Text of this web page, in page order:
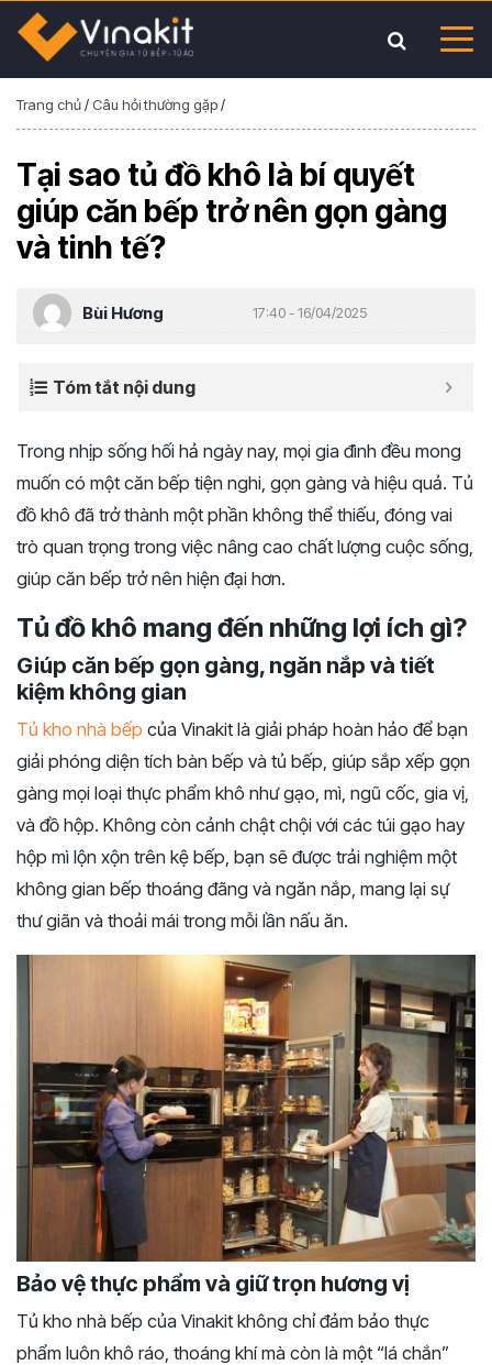
Trang chủ/ Câu hỏi thường gặp/
Tại sao tủ đồ khô là bí quyết
giúp căn bếp trở nên gọn gàng
và tinh tế?
Bùi Hương 17:40 - 16/04/2025
Tóm tắt nội dung
Trong nhịp sống hối hả ngày nay, mọi gia đình đều mong
muốn có một căn bếp tiện nghi, gọn gàng và hiệu quả. Tủ
đồ khô đã trở thành một phần không thể thiếu, đóng vai
trò quan trọng trong việc nâng cao chất lượng cuộc sống,
giúp căn bếp trở nên hiện đại hơn.
Tủ đồ khô mang đến những lợi ích gì?
Giúp căn bếp gọn gàng, ngăn nắp và tiết
kiệm không gian
Tủ kho nhà bếp của Vinakit là giải pháp hoàn hảo để bạn
giải phóng diện tích bàn bếp và tủ bếp, giúp sắp xếp gọn
gàng mọi loại thực phẩm khô như gạo, mì, ngũ cốc, gia vị,
và đồ hộp. Không còn cảnh chật chội với các túi gạo hay
hộp mì lộn xộn trên kệ bếp, bạn sẽ được trải nghiệm một
không gian bếp thoáng đãng và ngăn nắp, mang lại sự
thư giãn và thoải mái trong mỗi lần nấu ăn.
Bảo vệ thực phẩm và giữ trọn hương vị
Tủ kho nhà bếp của Vinakit không chỉ đảm bảo thực
phẩm luôn khô ráo, thoáng khí mà còn là một “lá chắn”